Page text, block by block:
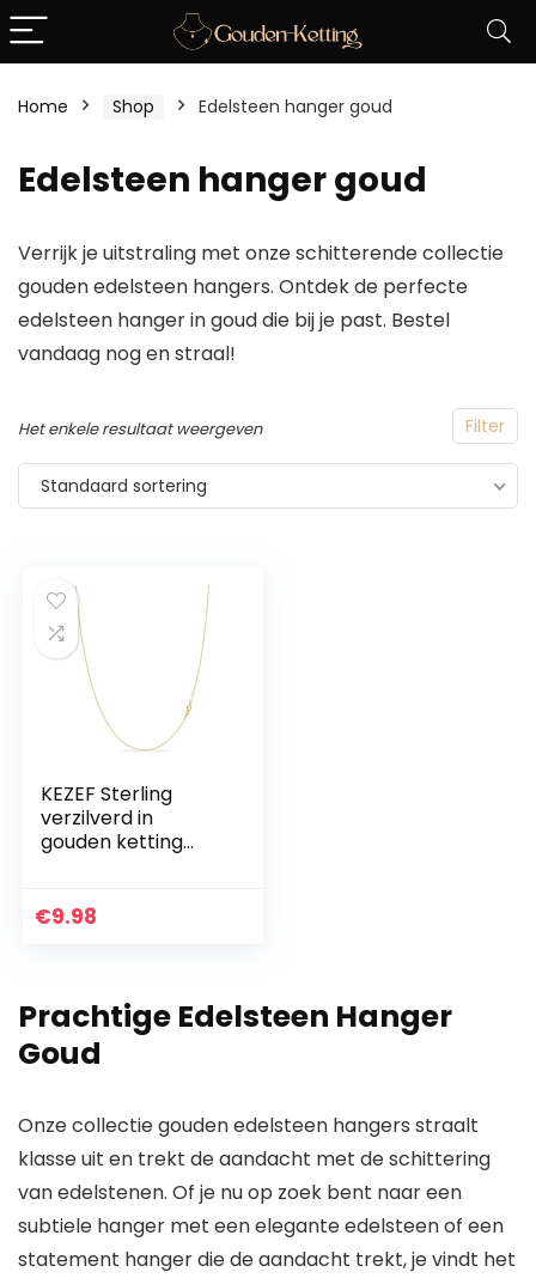
Home Shop Edelsteen hanger goud
Edelsteen hanger goud
Verrijk je uitstraling met onze schitterende collectie
gouden edelsteen hangers. Ontdek de perfecte
edelsteen hanger in goud die bij je past. Bestel
vandaag nog en straal!
Filter
Het enkele resultaat weergeven
Standaard sortering
KEZEF Sterling
verzilverd in
gouden ketting
ketting | 1,3 mm
voor vrouwen |
Italiaans gemaakt
– geweldig voor
€9.98
Prachtige Edelsteen Hanger
Goud
Onze collectiegouden edelsteen hangers straalt
klasse uit en trekt de aandacht met de schittering
van edelstenen. Of je nu op zoek bent naar een
subtiele hanger met een elegante edelsteen of een
statement hanger die de aandacht trekt, je vindt het